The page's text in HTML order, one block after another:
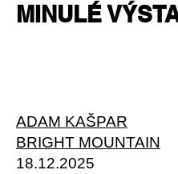
MINULÉ
ADAM KAŠPAR
BRIGHT MOUNTAIN
18.12.2025